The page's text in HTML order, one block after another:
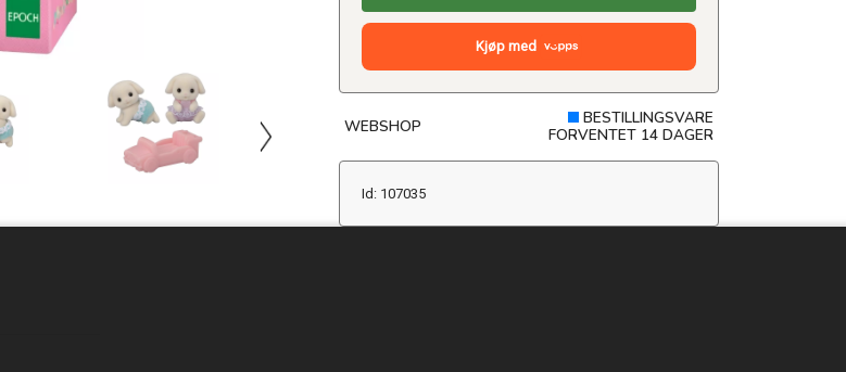
Kjøp med
WEBSHOP
BESTILLINGSVARE
FORVENTET 14 DAGER
Id: 107035